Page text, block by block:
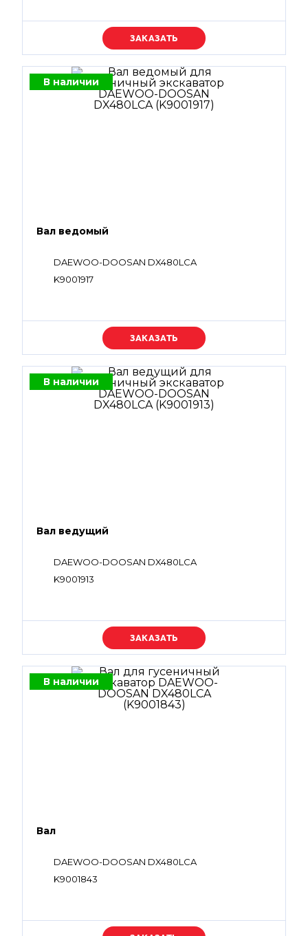
Уточняйте цену
В наличии
Вал ведомый
DAEWOO-DOOSAN DX480LCA
K9001917
Уточняйте цену
В наличии
Вал ведущий
DAEWOO-DOOSAN DX480LCA
K9001913
Уточняйте цену
В наличии
Вал
DAEWOO-DOOSAN DX480LCA
K9001843